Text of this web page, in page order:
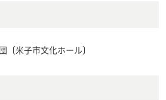
〔米子市文化ホール〕